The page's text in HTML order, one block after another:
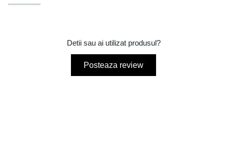
Detii sau ai utilizat produsul?
Posteaza review